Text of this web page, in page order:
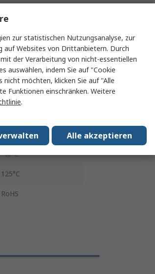
Microchip
Verstärkermodul
SOIC
28
80V
-40°C
125°C
RoHS
zur statistischen Nutzungsanalyse, zur
auf Websites von Drittanbietern. Durch
der Verarbeitung von nicht-essentiellen
auswählen, indem Sie auf "Cookie
nicht möchten, klicken Sie auf "Alle
Funktionen einschränken. Weitere
.
Alle akzeptieren